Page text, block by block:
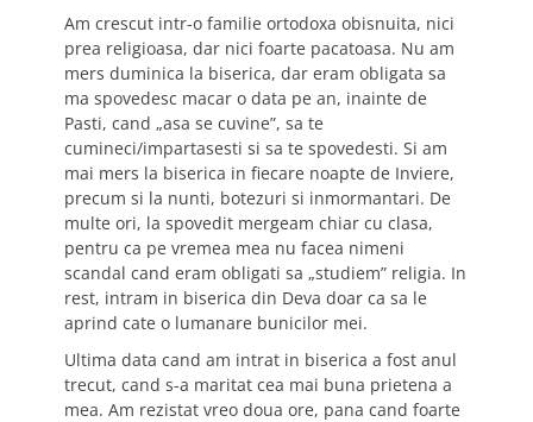
Am crescut intr-o familie ortodoxa obisnuita, nici
prea religioasa, dar nici foarte pacatoasa. Nu am
mers duminica la biserica, dar eram obligata sa
ma spovedesc macar o data pe an, inainte de
Pasti, cand „asa se cuvine”, sa te
cumineci/impartasesti si sa te spovedesti. Si am
mai mers la biserica in fiecare noapte de Inviere,
precum si la nunti, botezuri si inmormantari. De
multe ori, la spovedit mergeam chiar cu clasa,
pentru ca pe vremea mea nu facea nimeni
scandal cand eram obligati sa „studiem” religia. In
rest, intram in biserica din Deva doar ca sa le
aprind cate o lumanare bunicilor mei.
Ultima data cand am intrat in biserica a fost anul
trecut, cand s-a maritat cea mai buna prietena a
mea. Am rezistat vreo doua ore, pana cand foarte